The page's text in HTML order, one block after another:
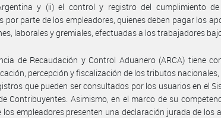
y (ii) el control y registro del cumplimiento
por parte de los empleadores, quienes deben pagar los
laborales y gremiales, efectuadas a los trabajadores
de Recaudación y Control Aduanero (ARCA) tiene
percepción y fiscalización de los tributos
que pueden ser consultados por los usuarios en el
Contribuyentes. Asimismo, en el marco de su
los empleadores presenten una declaración jurada de los